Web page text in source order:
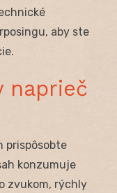
aby ste
naprieč
prispôsobte
konzumuje
zvukom, rýchly